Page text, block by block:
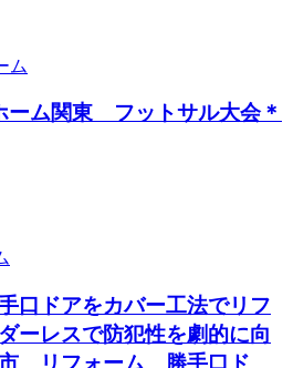
ム
ーム関東 フットサル大会＊
口ドアをカバー工法でリフ
ーレスで防犯性を劇的に向
リフォーム 勝手口ド